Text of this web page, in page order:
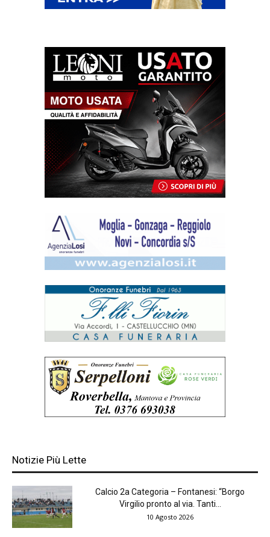
Notizie Più Lette
Calcio 2a Categoria – Fontanesi: “Borgo
Virgilio pronto al via. Tanti...
10 Agosto 2026